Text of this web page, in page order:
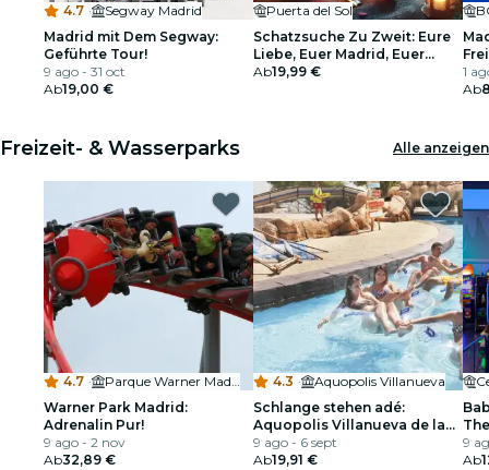
4.7 ·
Segway Madrid
Madrid mit Dem Segway:
Geführte Tour!
9 ago - 31 oct
Ab19,00 €
Puerta del Sol
Schatzsuche Zu Zweit: Eure
Liebe, Euer Madrid, Euer
Abenteuer!
Ab19,99 €
1
Ab
Freizeit- & Wasserparks Alle anzeigen
4.7 ·
Parque Warner Madrid
Warner Park Madrid:
Adrenalin Pur!
9 ago - 2 nov
Ab32,89 €
4.3 ·
Aquopolis Villanueva
Schlange stehen adé:
Aquopolis Villanueva de la
Cañada
9 ago - 6 sept
Ab19,91 €
9
Ab